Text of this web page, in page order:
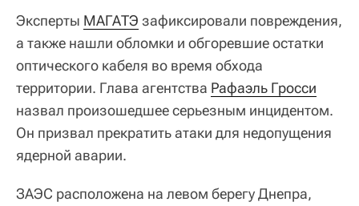
Эксперты МАГАТЭ зафиксировали повреждения,
а также нашли обломки и обгоревшие остатки
оптического кабеля во время обхода
территории. Глава агентства Рафаэль Гросси
назвал произошедшее серьезным инцидентом.
Он призвал прекратить атаки для недопущения
ядерной аварии.
ЗАЭС расположена на левом берегу Днепра,